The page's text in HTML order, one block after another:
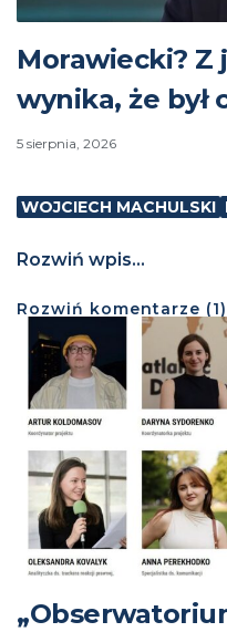
Morawiecki? Z
wynika, że był
5 sierpnia, 2026
WOJCIECH MACHULSKI
Rozwiń wpis...
Rozwiń komentarze (1)